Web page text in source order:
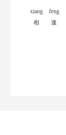
xiang
相
feng
逢